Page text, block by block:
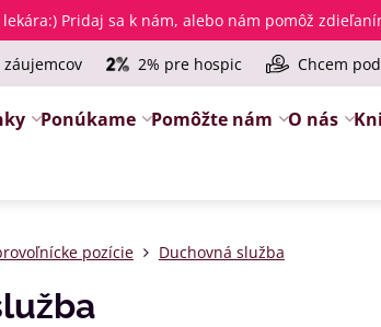
:) Pridaj sa k nám, alebo nám pomôž
2% pre hospic Chcem
Ponúkame Pomôžte nám O nás
pozície Duchovná služba